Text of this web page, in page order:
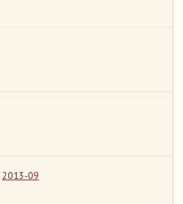
2013-09